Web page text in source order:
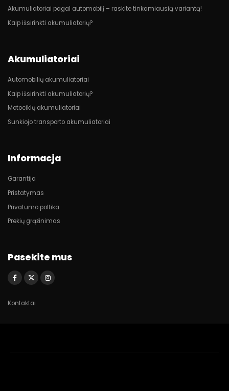
Akumuliatoriai pagal automobilį – raskite tinkamiausią variantą!
Kaip išsirinkti akumuliatorių?
Akumuliatoriai
Automobilių akumuliatoriai
Kaip išsirinkti akumuliatorių?
Motociklų akumuliatoriai
Sunkiojo transporto akumuliatoriai
Informacja
Garantija
Pristatymas
Privatumo poltika
Prekių grąžinimas
Pasekite mus
Kontaktai